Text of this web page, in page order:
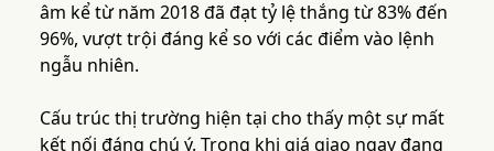
âm kể từ năm 2018 đã đạt tỷ lệ thắng từ 83% đến
96%, vượt trội đáng kể so với các điểm vào lệnh
ngẫu nhiên.
Cấu trúc thị trường hiện tại cho thấy một sự mất
kết nối đáng chú ý. Trong khi giá giao ngay đang